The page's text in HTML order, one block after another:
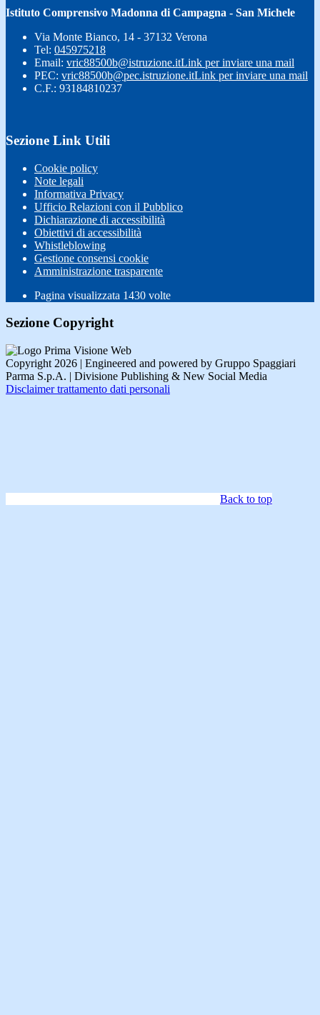
Istituto Comprensivo Madonna di Campagna - San Michele
Via Monte Bianco, 14 - 37132 Verona
Tel: 045975218
Email: vric88500b@istruzione.itLink per inviare una mail
PEC: vric88500b@pec.istruzione.itLink per inviare una mail
C.F.: 93184810237
Sezione Link Utili
Cookie policy
Note legali
Informativa Privacy
Ufficio Relazioni con il Pubblico
Dichiarazione di accessibilità
Obiettivi di accessibilità
Whistleblowing
Gestione consensi cookie
Amministrazione trasparente
Pagina visualizzata 1430 volte
Sezione Copyright
Copyright 2026 | Engineered and powered by Gruppo Spaggiari
Parma S.p.A. | Divisione Publishing & New Social Media
Disclaimer trattamento dati personali
Back to top